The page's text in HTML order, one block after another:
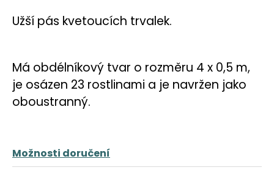
Užší pás kvetoucích trvalek.
Má obdélníkový tvar o rozměru 4 x 0,5 m,
je osázen 23 rostlinami a je navržen jako
oboustranný.
Možnosti doručení
HLEDAT
D
o
p
o
č
u